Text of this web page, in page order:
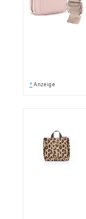
* Anzeige